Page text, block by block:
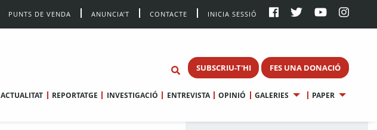
PUNTS DE VENDA ANUNCIA’T CONTACTE INICIA SESSIÓ
SUBSCRIU-T'HI FES UNA DONACIÓ
ACTUALITAT REPORTATGE INVESTIGACIÓ ENTREVISTA OPINIÓ GALERIES PAPER